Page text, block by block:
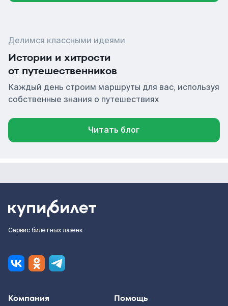
Делимся классными идеями
Истории и хитрости
от путешественников
Каждый день строим маршруты для вас, используя
собственные знания о путешествиях
Читать блог
Сервис билетных лазеек
Компания Помощь